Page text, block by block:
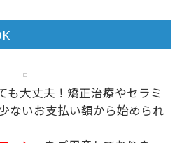
も大丈夫！矯正治療やセラミ
ないお支払い額から始められ